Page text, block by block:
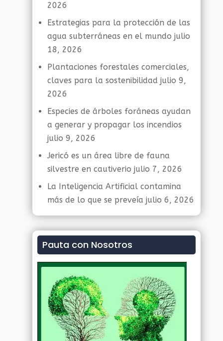
2026
Estrategias para la protección de las
agua subterráneas en el mundo julio
18, 2026
Plantaciones forestales comerciales,
claves para la sostenibilidad julio 9,
2026
Especies de árboles foráneas ayudan
a generar y propagar los incendios
julio 9, 2026
Jericó es un área libre de fauna
silvestre en cautiverio julio 7, 2026
La Inteligencia Artificial contamina
más de lo que se preveía julio 6, 2026
Pauta con Nosotros